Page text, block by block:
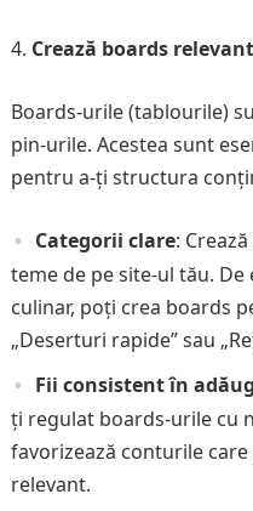
Crează boards
Boards-urile (tablourile)
pin-urile. Acestea sunt
pentru a-ți structura
Categorii clare:
teme de pe site-ul tău.
culinar, poți crea boards
„Deserturi rapide” sau
Fii consistent în
ți regulat boards-urile cu
favorizează conturile
relevant.